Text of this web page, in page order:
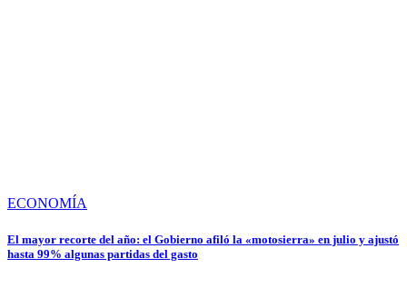
ECONOMÍA
El mayor recorte del año: el Gobierno afiló la «motosierra» en julio y ajustó
hasta 99% algunas partidas del gasto